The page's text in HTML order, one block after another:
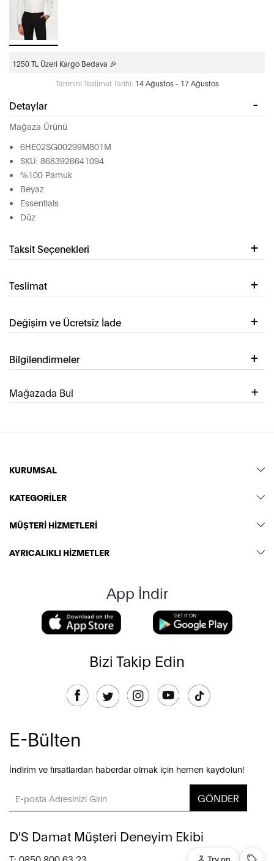
1250 TL Üzeri Kargo Bedava 🎉
Tahmini Teslimat Tarihi: 14 Ağustos - 17 Ağustos
Detaylar
Mağaza Ürünü
6HE02SG00299M801M
SKU: 8683926641094
%100 Pamuk
Beyaz
Essentials
Düz
Taksit Seçenekleri
Teslimat
Değişim ve Ücretsiz İade
Bilgilendirmeler
Mağazada Bul
KURUMSAL
KATEGORİLER
MÜŞTERİ HİZMETLERİ
AYRICALIKLI HİZMETLER
App İndir
Bizi Takip Edin
E-Bülten
İndirim ve fırsatlardan haberdar olmak için hemen kaydolun!
GÖNDER
D'S Damat Müşteri Deneyim Ekibi